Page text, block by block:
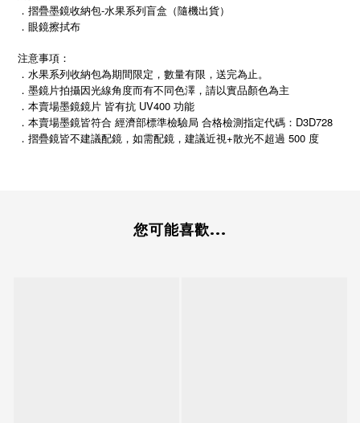
．摺疊墨鏡收納包-水果系列盲盒（隨機出貨）
．眼鏡擦拭布
注意事項：
．水果系列收納包為期間限定，數量有限，送完為止。
．墨鏡片拍攝因光線角度而有不同色澤，請以實品顏色為主
．本賣場墨鏡鏡片 皆有抗 UV400 功能
．本賣場墨鏡皆符合 經濟部標準檢驗局 合格檢測指定代碼：D3D728
．摺疊鏡皆不建議配鏡，如需配鏡，建議近視+散光不超過 500 度
您可能喜歡...